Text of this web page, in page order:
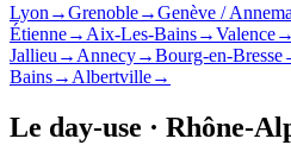
Lyon →Grenoble→Genève /
Étienne→ Aix-Les-Bains→Valence→
Jallieu → Annecy→Bourg-en-Bresse
Bains→ Albertville→
Le day-use · Rhône-